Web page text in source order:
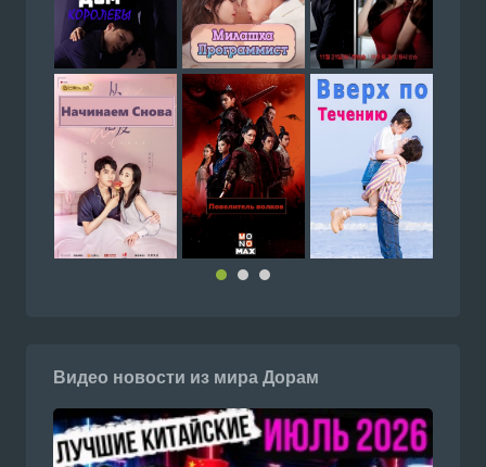
Видео новости из мира Дорам